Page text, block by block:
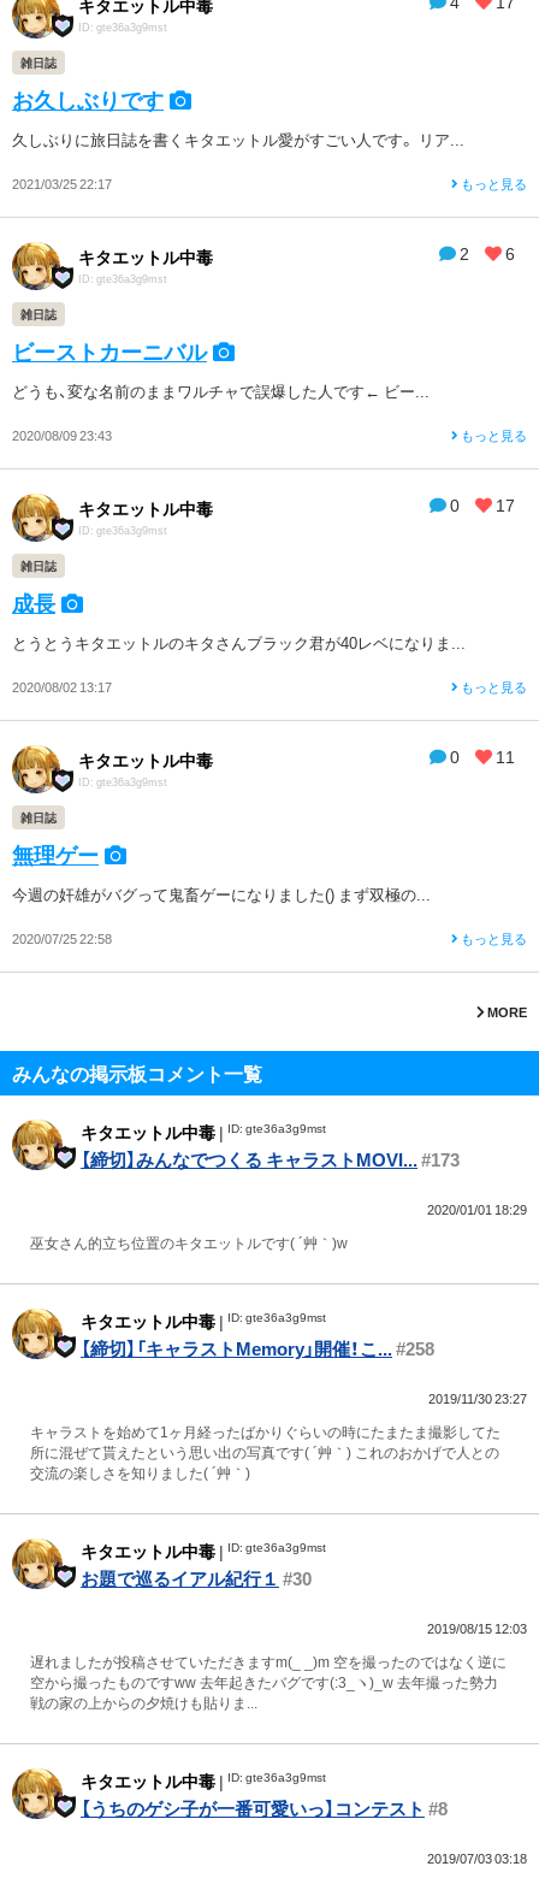
ID: gte36a3g9mst
雑日誌
お久しぶりです
久しぶりに旅日誌を書くキタエットル愛がすごい人です。 リア...
2021/03/25 22:17 もっと見る
2 6
キタエットル中毒
ID: gte36a3g9mst
雑日誌
ビーストカーニバル
どうも、変な名前のままワルチャで誤爆した人です← ビー...
2020/08/09 23:43 もっと見る
0 17
キタエットル中毒
ID: gte36a3g9mst
雑日誌
成長
とうとうキタエットルのキタさんブラック君が40レベになりま...
2020/08/02 13:17 もっと見る
0 11
キタエットル中毒
ID: gte36a3g9mst
雑日誌
無理ゲー
今週の奸雄がバグって鬼畜ゲーになりました() まず双極の...
2020/07/25 22:58 もっと見る
MORE
みんなの掲示板コメント一覧
キタエットル中毒 | ID: gte36a3g9mst
【締切】みんなでつくる キャラストMOVI...#173
2020/01/01 18:29
巫女さん的立ち位置のキタエットルです( ´艸｀)w
キタエットル中毒 | ID: gte36a3g9mst
【締切】「キャラストMemory」開催！こ...#258
2019/11/30 23:27
キャラストを始めて1ヶ月経ったばかりぐらいの時にたまたま撮影してた
所に混ぜて貰えたという思い出の写真です( ´艸｀) これのおかげで人との
交流の楽しさを知りました( ´艸｀)
キタエットル中毒 | ID: gte36a3g9mst
お題で巡るイアル紀行１ #30
2019/08/15 12:03
遅れましたが投稿させていただきますm(_ _)m 空を撮ったのではなく逆に
空から撮ったものですww 去年起きたバグです(:3_ヽ)_w 去年撮った勢力
戦の家の上からの夕焼けも貼りま...
キタエットル中毒 | ID: gte36a3g9mst
【うちのゲシ子が一番可愛いっ】コンテスト #8
2019/07/03 03:18